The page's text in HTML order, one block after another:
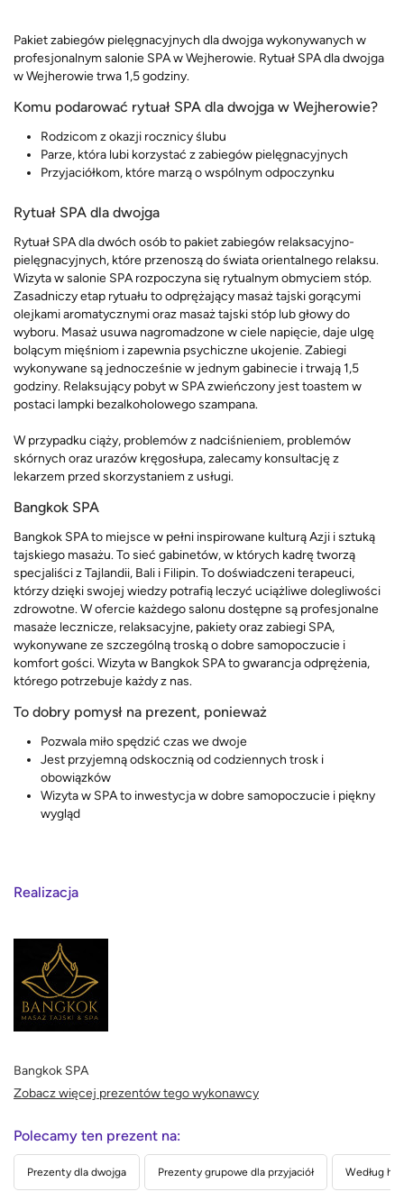
Pakiet zabiegów pielęgnacyjnych dla dwojga wykonywanych w
profesjonalnym salonie SPA w Wejherowie. Rytuał SPA dla dwojga
w Wejherowie trwa 1,5 godziny.
Komu podarować rytuał SPA dla dwojga w Wejherowie?
Rodzicom z okazji rocznicy ślubu
Parze, która lubi korzystać z zabiegów pielęgnacyjnych
Przyjaciółkom, które marzą o wspólnym odpoczynku
Rytuał SPA dla dwojga
Rytuał SPA dla dwóch osób to pakiet zabiegów relaksacyjno-
pielęgnacyjnych, które przenoszą do świata orientalnego relaksu.
Wizyta w salonie SPA rozpoczyna się rytualnym obmyciem stóp.
Zasadniczy etap rytuału to odprężający masaż tajski gorącymi
olejkami aromatycznymi oraz masaż tajski stóp lub głowy do
wyboru. Masaż usuwa nagromadzone w ciele napięcie, daje ulgę
bolącym mięśniom i zapewnia psychiczne ukojenie. Zabiegi
wykonywane są jednocześnie w jednym gabinecie i trwają 1,5
godziny. Relaksujący pobyt w SPA zwieńczony jest toastem w
postaci lampki bezalkoholowego szampana.
W przypadku ciąży, problemów z nadciśnieniem, problemów
skórnych oraz urazów kręgosłupa, zalecamy konsultację z
lekarzem przed skorzystaniem z usługi.
Bangkok SPA
Bangkok SPA to miejsce w pełni inspirowane kulturą Azji i sztuką
tajskiego masażu. To sieć gabinetów, w których kadrę tworzą
specjaliści z Tajlandii, Bali i Filipin. To doświadczeni terapeuci,
którzy dzięki swojej wiedzy potrafią leczyć uciążliwe dolegliwości
zdrowotne. W ofercie każdego salonu dostępne są profesjonalne
masaże lecznicze, relaksacyjne, pakiety oraz zabiegi SPA,
wykonywane ze szczególną troską o dobre samopoczucie i
komfort gości. Wizyta w Bangkok SPA to gwarancja odprężenia,
którego potrzebuje każdy z nas.
To dobry pomysł na prezent, ponieważ
Pozwala miło spędzić czas we dwoje
Jest przyjemną odskocznią od codziennych trosk i
obowiązków
Wizyta w SPA to inwestycja w dobre samopoczucie i piękny
wygląd
Realizacja
Bangkok SPA
Zobacz więcej prezentów tego wykonawcy
Polecamy ten prezent na:
Prezenty dla dwojga Prezenty grupowe dla przyjaciół Według